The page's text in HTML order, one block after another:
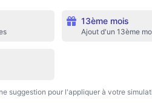
13ème mois
Ajout d'un 13ème
suggestion pour l'appliquer à votre